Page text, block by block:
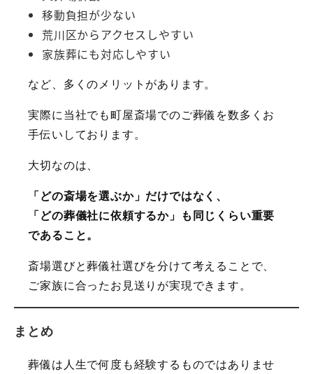
移動負担が少ない
荒川区からアクセスしやすい
家族葬にも対応しやすい
など、多くのメリットがあります。
実際に当社でも町屋斎場でのご葬儀を数多くお
手伝いしております。
大切なのは、
「どの斎場を選ぶか」だけではなく、
「どの葬儀社に依頼するか」も同じくらい重要
であること。
斎場選びと葬儀社選びを分けて考えることで、
ご家族に合ったお見送りが実現できます。
まとめ
葬儀は人生で何度も経験するものではありませ